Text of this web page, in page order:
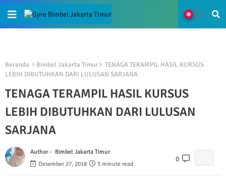
Beranda Bimbel Jakarta Timur
TENAGA TERAMPIL HASIL KURSUS
LEBIH DIBUTUHKAN DARI LULUSAN SARJANA
TENAGA TERAMPIL HASIL KURSUS
LEBIH DIBUTUHKAN DARI LULUSAN
SARJANA
Author - Bimbel Jakarta Timur
Desember 27, 2018
5 minute read
0